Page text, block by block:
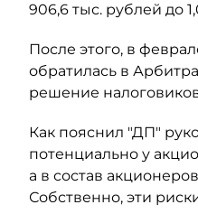
906,6 тыс. рублей до
После этого, в
обратилась в
решение
Как пояснил "ДП"
потенциально у
а в состав
Собственно, эти